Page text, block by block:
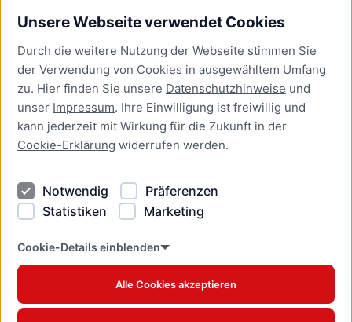
Unsere Webseite verwendet Cookies
Durch die weitere Nutzung der Webseite stimmen Sie
der Verwendung von Cookies in ausgewähltem Umfang
zu. Hier finden Sie unsere Datenschutzhinweise und
unser Impressum. Ihre Einwilligung ist freiwillig und
kann jederzeit mit Wirkung für die Zukunft in der
Cookie-Erklärung widerrufen werden.
Notwendig
Präferenzen
Statistiken
Marketing
Cookie-Details einblenden
Alle Cookies akzeptieren
Bürgerservice
Presse
Newsletter Lübeck:kompakt
Kontakt
Kontakt
Datenschutzhinweise
Barrierefreiheit
Cookie Erklärung
www.luebeck.de